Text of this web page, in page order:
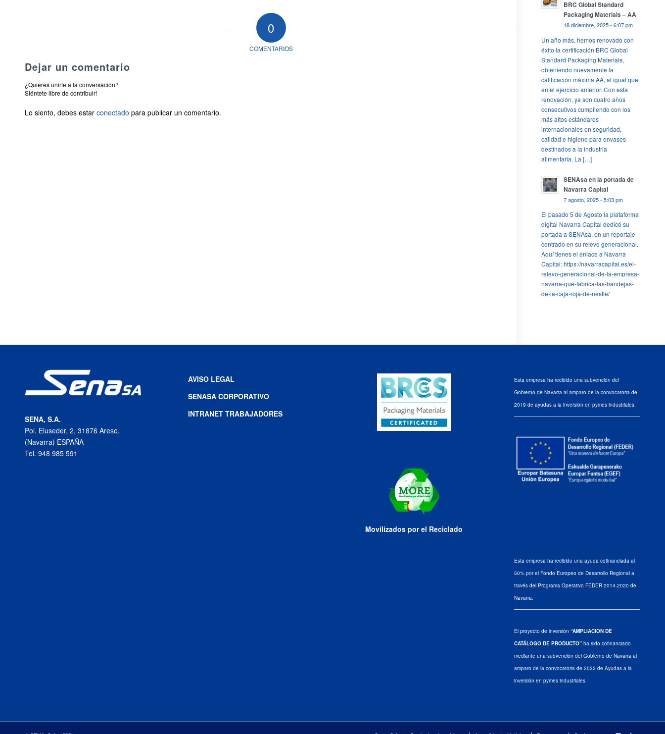
0
COMENTARIOS
Dejar un comentario
¿Quieres unirte a la conversación?
Siéntete libre de contribuir!
Lo siento, debes estar conectado para publicar un comentario.
BRC Global Standard
Packaging Materials – AA
18 diciembre, 2025 - 6:07 pm
Un año más, hemos renovado con
éxito la certificación BRC Global
Standard Packaging Materials,
obteniendo nuevamente la
calificación máxima AA, al igual que
en el ejercicio anterior. Con esta
renovación, ya son cuatro años
consecutivos cumpliendo con los
más altos estándares
internacionales en seguridad,
calidad e higiene para envases
destinados a la industria
alimentaria. La […]
SENAsa en la portada de
Navarra Capital
7 agosto, 2025 - 5:03 pm
El pasado 5 de Agosto la plataforma
digital Navarra Capital dedicó su
portada a SENAsa, en un reportaje
centrado en su relevo generacional.
Aquí tienes el enlace a Navarra
Capital: https://navarracapital.es/el-
relevo-generacional-de-la-empresa-
navarra-que-fabrica-las-bandejas-
de-la-caja-roja-de-nestle/
SENA, S.A.
Pol. Eluseder, 2, 31876 Areso,
(Navarra) ESPAÑA
Tel. 948 985 591
AVISO LEGAL
SENASA CORPORATIVO
INTRANET TRABAJADORES
Movilizados por el Reciclado
Esta empresa ha recibido una subvención del
Gobierno de Navarra al amparo de la convocatoria de
2019 de ayudas a la inversión en pymes industriales.
Esta empresa ha recibido una ayuda cofinanciada al
50% por el Fondo Europeo de Desarrollo Regional a
través del Programa Operativo FEDER 2014-2020 de
Navarra.
El proyecto de inversión “AMPLIACION DE
CATÁLOGO DE PRODUCTO”ha sido cofinanciado
mediante una subvención del Gobierno de Navarra al
amparo de la convocatoria de 2022 de Ayudas a la
inversión en pymes industriales.